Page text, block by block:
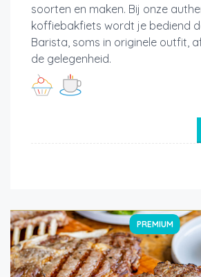
soorten en maken. Bij onze
koffiebakfiets wordt je bediend
Barista, soms in originele outfit,
de gelegenheid.
PREMIUM